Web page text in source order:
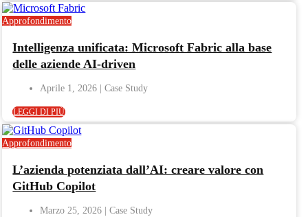
Approfondimento
Intelligenza unificata: Microsoft Fabric alla base
delle aziende AI-driven
Aprile 1, 2026
LEGGI DI PIÙ
Approfondimento
L’azienda potenziata dall’AI: creare valore con
GitHub Copilot
Marzo 25, 2026